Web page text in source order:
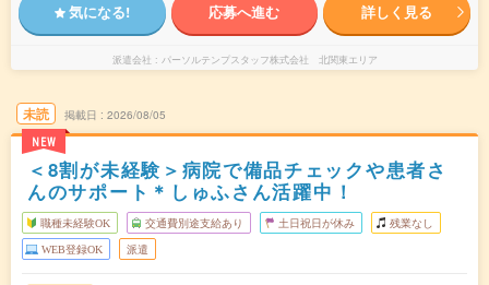
気になる! 応募へ進む 詳しく見る
派遣会社 パーソルテンプスタッフ株式会社 北関東エリア
未読
NEW
掲載日 2026/08/05
＜8割が未経験＞病院で備品チェックや患者さ
んのサポート＊しゅふさん活躍中！
職種未経験OK 交通費別途支給あり 土日祝日が休み 残業なし
WEB登録OK 派遣